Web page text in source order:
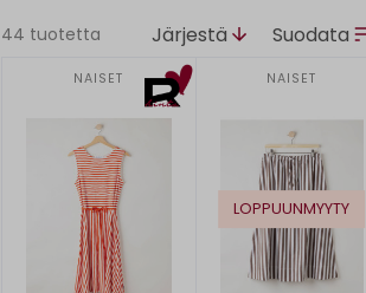
44 tuotetta Järjestä Suodata
NAISET NAISET
LOPPUUNMYYTY